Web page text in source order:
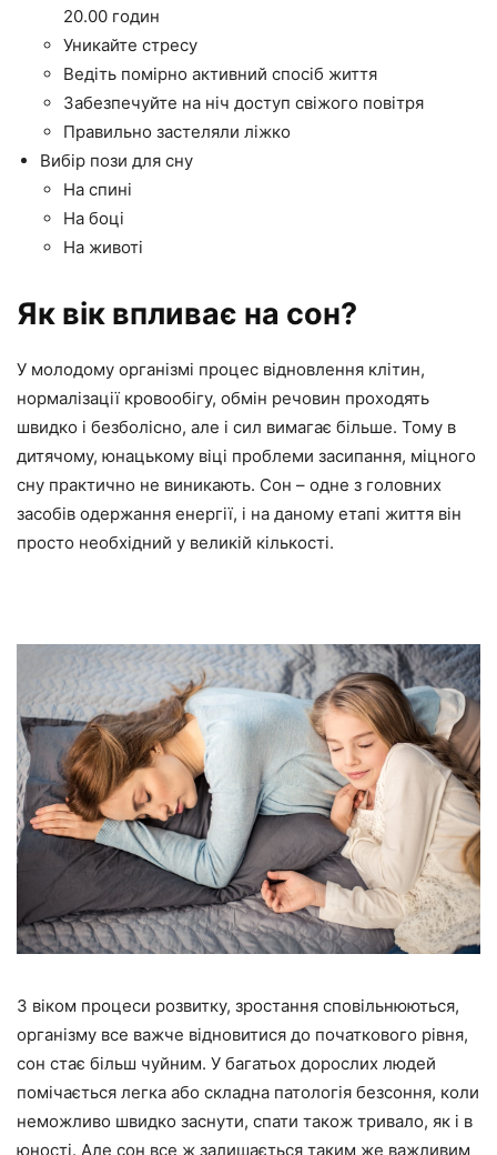
20.00 годин
Уникайте стресу
Ведіть помірно активний спосіб життя
Забезпечуйте на ніч доступ свіжого повітря
Правильно застеляли ліжко
Вибір пози для сну
На спині
На боці
На животі
Як вік впливає на сон?
У молодому організмі процес відновлення клітин,
нормалізації кровообігу, обмін речовин проходять
швидко і безболісно, але і сил вимагає більше. Тому в
дитячому, юнацькому віці проблеми засипання, міцного
сну практично не виникають. Сон – одне з головних
засобів одержання енергії, і на даному етапі життя він
просто необхідний у великій кількості.
З віком процеси розвитку, зростання сповільнюються,
організму все важче відновитися до початкового рівня,
сон стає більш чуйним. У багатьох дорослих людей
помічається легка або складна патологія безсоння, коли
неможливо швидко заснути, спати також тривало, як і в
юності. Але сон все ж залишається таким же важливим